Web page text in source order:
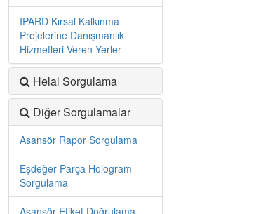
IPARD Kırsal Kalkınma
Projelerine Danışmanlık
Hizmetleri Veren Yerler
Helal Sorgulama
Diğer Sorgulamalar
Asansör Rapor Sorgulama
Eşdeğer Parça Hologram
Sorgulama
Asansör Etiket Doğrulama